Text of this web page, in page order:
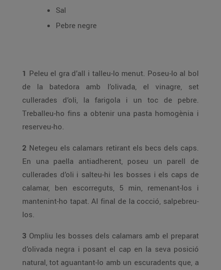
Sal
Pebre negre
1 Peleu el gra d’all i talleu-lo menut. Poseu-lo al bol
de la batedora amb l’olivada, el vinagre, set
cullerades d’oli, la farigola i un toc de pebre.
Treballeu-ho fins a obtenir una pasta homogènia i
reserveu-ho.
2 Netegeu els calamars retirant els becs dels caps.
En una paella antiadherent, poseu un parell de
cullerades d’oli i salteu-hi les bosses i els caps de
calamar, ben escorreguts, 5 min, remenant-los i
mantenint-ho tapat. Al final de la cocció, salpebreu-
los.
3 Ompliu les bosses dels calamars amb el preparat
d’olivada negra i posant el cap en la seva posició
natural, tot aguantant-lo amb un escuradents que, a